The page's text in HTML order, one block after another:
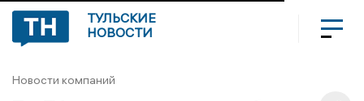
ТУЛЬСКИЕ
НОВОСТИ
Новости компаний